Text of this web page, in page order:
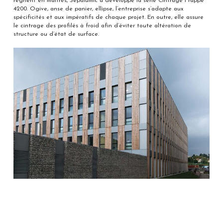
4200. Ogive, anse de panier, ellipse, l’entreprise s’adapte aux
spécificités et aux impératifs de chaque projet. En outre, elle assure
le cintrage des profilés à froid afin d’éviter toute altération de
structure ou d’état de surface.